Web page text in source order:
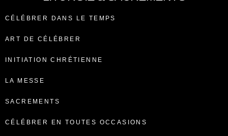
CÉLÉBRER DANS LE TEMPS
ART DE CÉLÉBRER
INITIATION CHRÉTIENNE
LA MESSE
SACREMENTS
CÉLÉBRER EN TOUTES OCCASIONS